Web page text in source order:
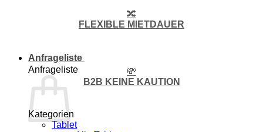
Anfrageliste
Anfrageliste
🔀
FLEXIBLE MIETDAUER
💸
B2B KEINE KAUTION
Kategorien
Tablet